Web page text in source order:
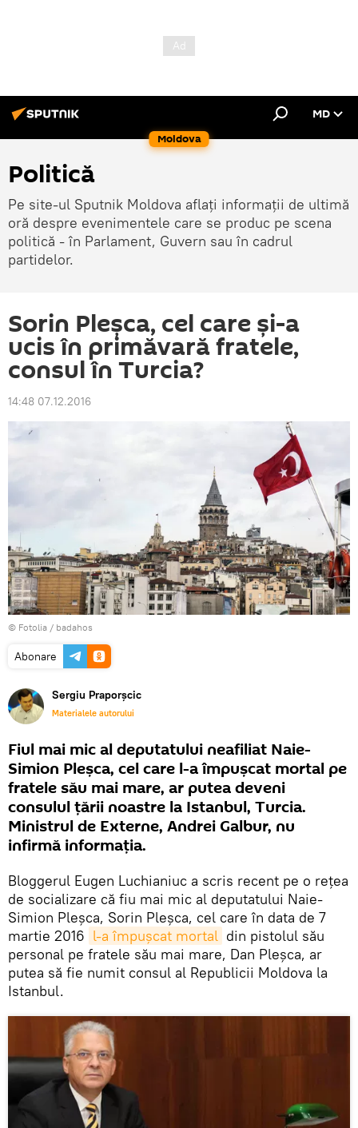
Moldova
MD
Politică
Pe site-ul Sputnik Moldova aflați informații de ultimă
oră despre evenimentele care se produc pe scena
politică - în Parlament, Guvern sau în cadrul
partidelor.
Sorin Pleșca, cel care și-a
ucis în primăvară fratele,
consul în Turcia?
14:48 07.12.2016
© Fotolia / badahos
Abonare
Sergiu Praporșcic
Materialele autorului
Fiul mai mic al deputatului neafiliat Naie-
Simion Pleșca, cel care l-a împușcat mortal pe
fratele său mai mare, ar putea deveni
consulul țării noastre la Istanbul, Turcia.
Ministrul de Externe, Andrei Galbur, nu
infirmă informația.
Bloggerul Eugen Luchianiuc a scris recent pe o rețea
de socializare că fiu mai mic al deputatului Naie-
Simion Pleșca, Sorin Pleșca, cel care în data de 7
martie 2016 l-a împușcat mortal din pistolul său
personal pe fratele său mai mare, Dan Pleşca, ar
putea să fie numit consul al Republicii Moldova la
Istanbul.